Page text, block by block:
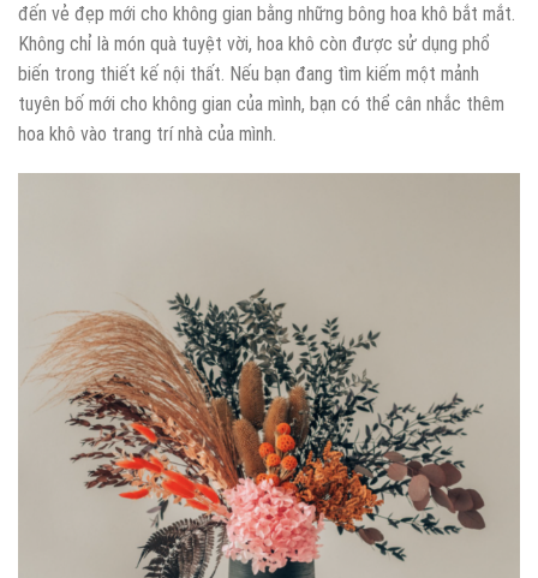
đến vẻ đẹp mới cho không gian bằng những bông hoa khô bắt mắt.
Không chỉ là món quà tuyệt vời, hoa khô còn được sử dụng phổ
biến trong thiết kế nội thất. Nếu bạn đang tìm kiếm một mảnh
tuyên bố mới cho không gian của mình, bạn có thể cân nhắc thêm
hoa khô vào trang trí nhà của mình.